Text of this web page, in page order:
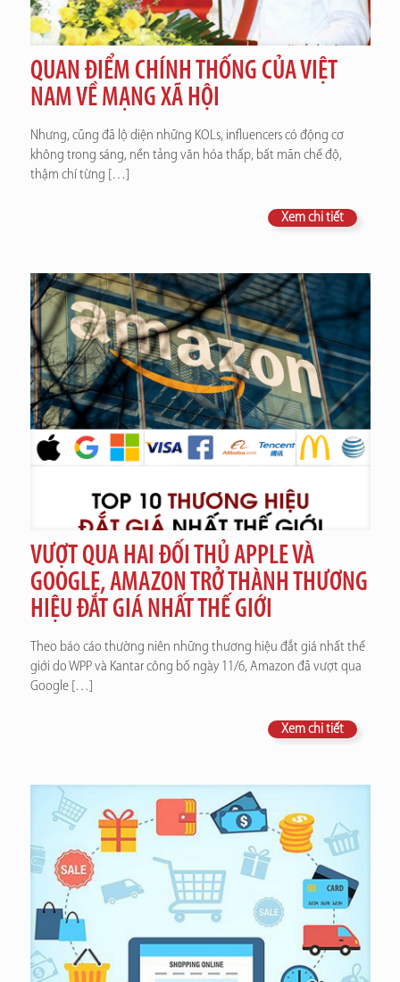
QUAN ĐIỂM CHÍNH THỐNG CỦA VIỆT
NAM VỀ MẠNG XÃ HỘI
Nhưng, cũng đã lộ diện những KOLs, influencers có động cơ
không trong sáng, nền tảng văn hóa thấp, bất mãn chế độ,
thậm chí từng […]
Xem chi tiết
VƯỢT QUA HAI ĐỐI THỦ APPLE VÀ
GOOGLE, AMAZON TRỞ THÀNH THƯƠNG
HIỆU ĐẮT GIÁ NHẤT THẾ GIỚI
Theo báo cáo thường niên những thương hiệu đắt giá nhất thế
giới do WPP và Kantar công bố ngày 11/6, Amazon đã vượt qua
Google[…]
Xem chi tiết